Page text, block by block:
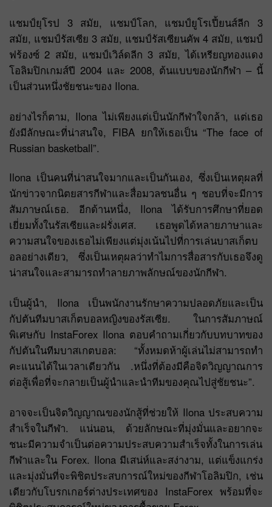
แชมป์ยุโรป 3 สมัย, แชมป์โลก, แชมป์ยูโรเปี้ยนส์ลีก 3
สมัย, แชมป์รัสเซีย 3 สมัย, แชมป์รัสเซียนคัพ 4 สมัย, แชมป์
ฟร้องซ์ 2 สมัย, แชมป์เวิล์ดลีก 3 สมัย, ได้เหรียญทองแดง
โอลิมปิกเกมส์ปี 2004 และ 2008, ต้นแบบของนักกีฬา – นี้
เป็นส่วนหนึ่งชัยชนะของ Ilona.
อย่างไรก็ตาม, Ilona ไม่เพียงแต่เป็นนักกีฬาใจกล้า, แต่เธอ
ยังมีลักษณะที่น่าสนใจ, FIBA ยกให้เธอเป็น “The face of
Russian basketball”.
Ilona เป็นคนที่น่าสนใจมากและเป็นกันเอง, ซึ่งเป็นเหตุผลที่
นักข่าวจากนิตยสารกีฬาและสื่อมวลชนอื่น ๆ ชอบที่จะมีการ
สัมภาษณ์เธอ. อีกด้านหนึ่ง, Ilona ได้รับการศึกษาที่ยอด
เยี่ยมทั้งในรัสเซียและฝรั่งเศส. เธอพูดได้หลายภาษาและ
ความสนใจของเธอไม่เพียงแต่มุ่งเน้นไปที่การเล่นบาสเก็ตบ
อลอย่างเดียว, ซึ่งเป็นเหตุผลว่าทำไมการสื่อสารกับเธอจึงดู
น่าสนใจและสามารถทำลายภาพลักษณ์ของนักกีฬา.
เป็นผู้นำ, Ilona เป็นพนักงานรักษาความปลอดภัยและเป็น
กัปตันทีมบาสเก็ตบอลหญิงของรัสเซีย. ในการสัมภาษณ์
พิเศษกับ InstaForex Ilona ตอบคำถามเกี่ยวกับบทบาทของ
กัปตันในทีมบาสเกตบอล: “ทั้งหมดห้าผู้เล่นไม่สามารถทำ
คะแนนได้ในเวลาเดียวกัน .หนึ่งที่ต้องมีคือจิตวิญญาณการ
ต่อสู้เพื่อที่จะกลายเป็นผู้นำและนำทีมของคุณไปสู่ชัยชนะ”.
อาจจะเป็นจิตวิญญาณของนักสู้ที่ช่วยให้ Ilona ประสบความ
สำเร็จในกีฬา. แน่นอน, ด้วยลักษณะที่มุ่งมั่นและอยากจะ
ชนะมีความจำเป็นต่อความประสบความสำเร็จทั้งในการเล่น
กีฬาและใน Forex. Ilona มีเสน่ห์และสง่างาม, แต่แข็งแกร่ง
และมุ่งมั่นที่จะพิชิตประสบการณ์ใหม่ของกีฬาโอลิมปิก, เช่น
เดียวกับโบรกเกอร์ต่างประเทศของ InstaForex พร้อมที่จะ